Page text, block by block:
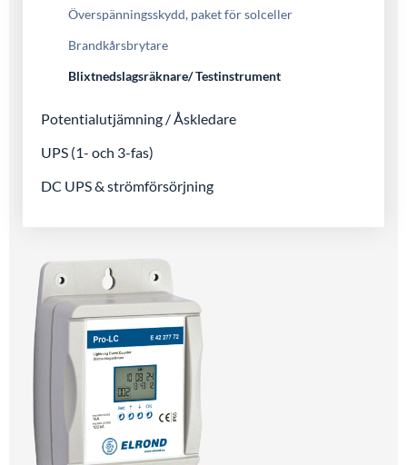
Överspänningsskydd, paket för solceller
Brandkårsbrytare
Blixtnedslagsräknare/ Testinstrument
Potentialutjämning / Åskledare
UPS (1- och 3-fas)
DC UPS & strömförsörjning